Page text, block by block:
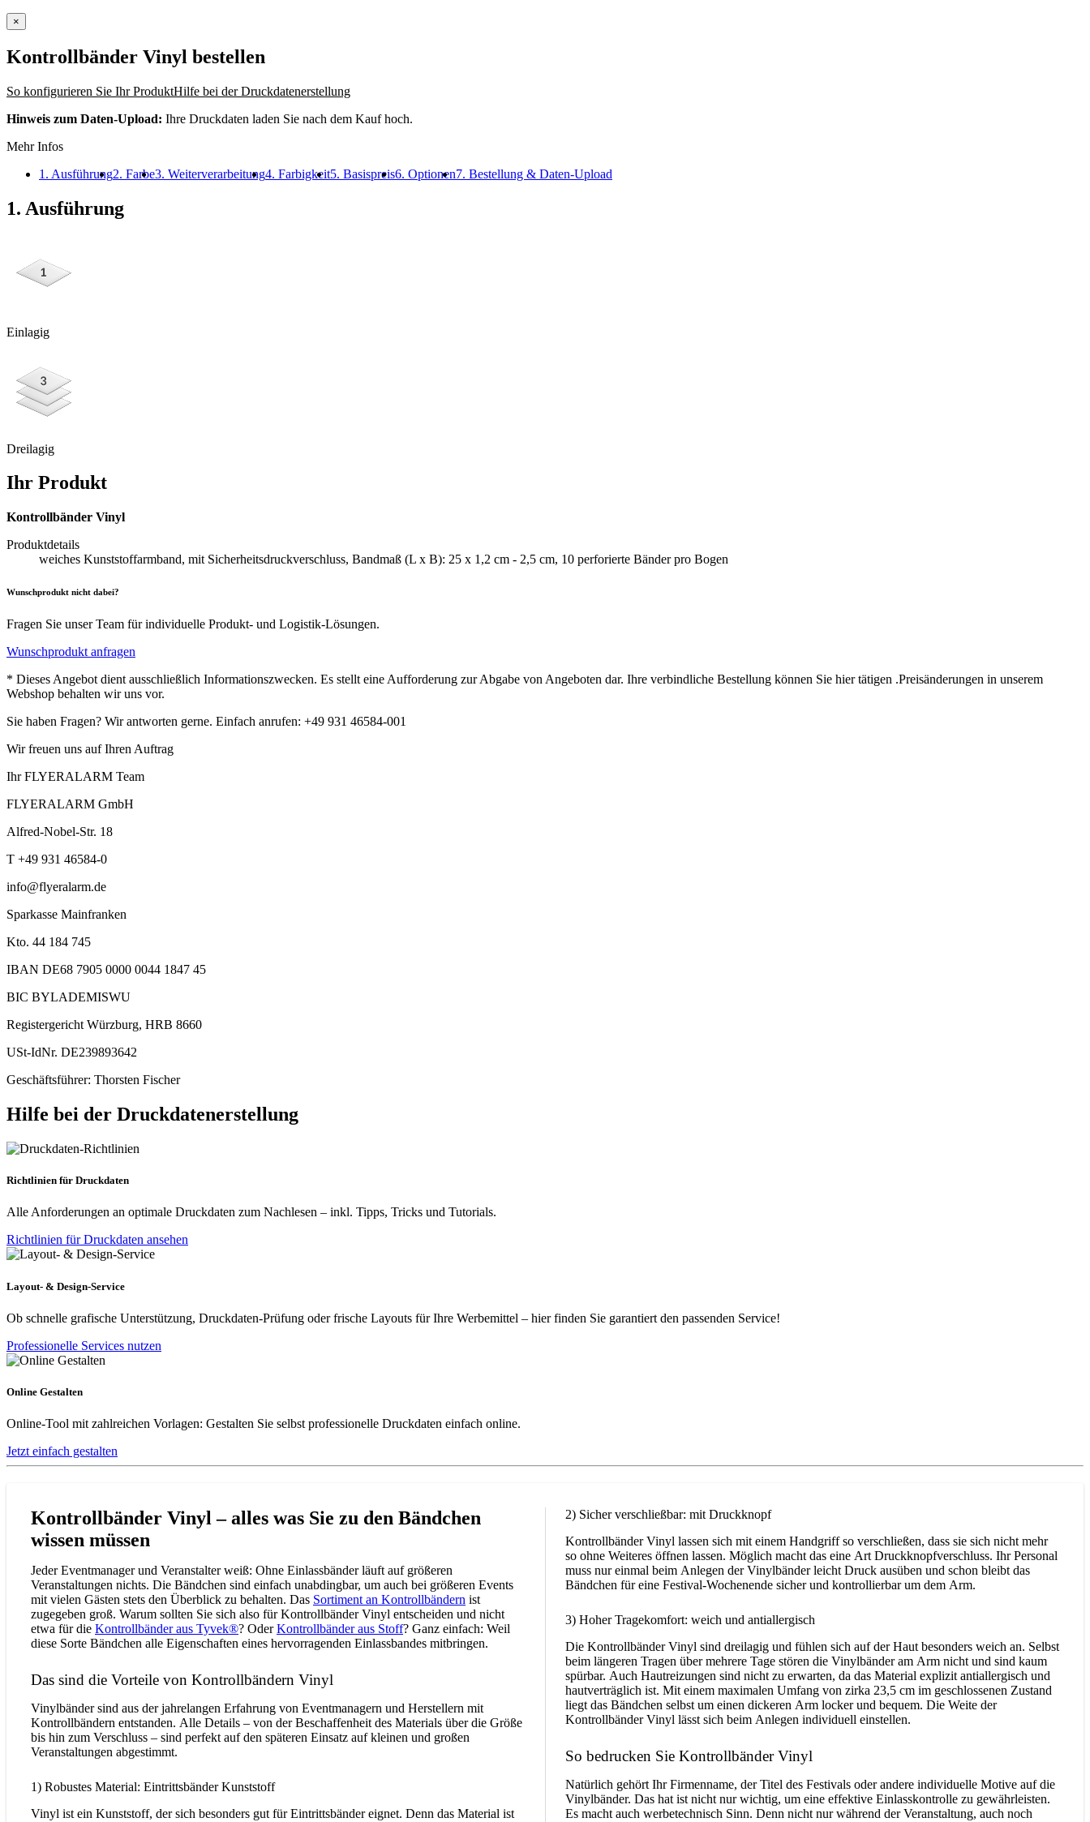
×
Kontrollbänder Vinyl bestellen
So konfigurieren Sie Ihr ProduktHilfe bei der Druckdatenerstellung
Hinweis zum Daten-Upload: Ihre Druckdaten laden Sie nach dem Kauf hoch.
Mehr Infos
1. Ausführung2. Farbe3. Weiterverarbeitung4. Farbigkeit5. Basispreis6. Optionen7. Bestellung & Daten-Upload
1. Ausführung
Einlagig
Dreilagig
Ihr Produkt
Kontrollbänder Vinyl
Produktdetails
weiches Kunststoffarmband, mit Sicherheitsdruckverschluss, Bandmaß (L x B): 25 x 1,2 cm - 2,5 cm, 10 perforierte Bänder pro Bogen
Wunschprodukt nicht dabei?
Fragen Sie unser Team für individuelle Produkt- und Logistik-Lösungen.
Wunschprodukt anfragen
* Dieses Angebot dient ausschließlich Informationszwecken. Es stellt eine Aufforderung zur Abgabe von Angeboten dar. Ihre verbindliche Bestellung können Sie hier tätigen .Preisänderungen in unserem
Webshop behalten wir uns vor.
Sie haben Fragen? Wir antworten gerne. Einfach anrufen: +49 931 46584-001
Wir freuen uns auf Ihren Auftrag
Ihr FLYERALARM Team
FLYERALARM GmbH
Alfred-Nobel-Str. 18
T +49 931 46584-0
info@flyeralarm.de
Sparkasse Mainfranken
Kto. 44 184 745
IBAN DE68 7905 0000 0044 1847 45
BIC BYLADEMISWU
Registergericht Würzburg, HRB 8660
USt-IdNr. DE239893642
Geschäftsführer: Thorsten Fischer
Hilfe bei der Druckdatenerstellung
Richtlinien für Druckdaten
Alle Anforderungen an optimale Druckdaten zum Nachlesen – inkl. Tipps, Tricks und Tutorials.
Richtlinien für Druckdaten ansehen
Layout- & Design-Service
Ob schnelle grafische Unterstützung, Druckdaten-Prüfung oder frische Layouts für Ihre Werbemittel – hier finden Sie garantiert den passenden Service!
Professionelle Services nutzen
Online Gestalten
Online-Tool mit zahlreichen Vorlagen: Gestalten Sie selbst professionelle Druckdaten einfach online.
Jetzt einfach gestalten
Kontrollbänder Vinyl – alles was Sie zu den Bändchen
wissen müssen
Jeder Eventmanager und Veranstalter weiß: Ohne Einlassbänder läuft auf größeren
Veranstaltungen nichts. Die Bändchen sind einfach unabdingbar, um auch bei größeren Events
mit vielen Gästen stets den Überblick zu behalten. Das Sortiment an Kontrollbändern ist
zugegeben groß. Warum sollten Sie sich also für Kontrollbänder Vinyl entscheiden und nicht
etwa für die Kontrollbänder aus Tyvek®? OderKontrollbänder aus Stoff? Ganz einfach: Weil
diese Sorte Bändchen alle Eigenschaften eines hervorragenden Einlassbandes mitbringen.
Das sind die Vorteile von Kontrollbändern Vinyl
Vinylbänder sind aus der jahrelangen Erfahrung von Eventmanagern und Herstellern mit
Kontrollbändern entstanden. Alle Details – von der Beschaffenheit des Materials über die Größe
bis hin zum Verschluss – sind perfekt auf den späteren Einsatz auf kleinen und großen
Veranstaltungen abgestimmt.
1) Robustes Material: Eintrittsbänder Kunststoff
Vinyl ist ein Kunststoff, der sich besonders gut für Eintrittsbänder eignet. Denn das Material ist
2) Sicher verschließbar: mit Druckknopf
Kontrollbänder Vinyl lassen sich mit einem Handgriff so verschließen, dass sie sich nicht mehr
so ohne Weiteres öffnen lassen. Möglich macht das eine Art Druckknopfverschluss. Ihr Personal
muss nur einmal beim Anlegen der Vinylbänder leicht Druck ausüben und schon bleibt das
Bändchen für eine Festival-Wochenende sicher und kontrollierbar um dem Arm.
3) Hoher Tragekomfort: weich und antiallergisch
Die Kontrollbänder Vinyl sind dreilagig und fühlen sich auf der Haut besonders weich an. Selbst
beim längeren Tragen über mehrere Tage stören die Vinylbänder am Arm nicht und sind kaum
spürbar. Auch Hautreizungen sind nicht zu erwarten, da das Material explizit antiallergisch und
hautverträglich ist. Mit einem maximalen Umfang von zirka 23,5 cm im geschlossenen Zustand
liegt das Bändchen selbst um einen dickeren Arm locker und bequem. Die Weite der
Kontrollbänder Vinyl lässt sich beim Anlegen individuell einstellen.
So bedrucken Sie Kontrollbänder Vinyl
Natürlich gehört Ihr Firmenname, der Titel des Festivals oder andere individuelle Motive auf die
Vinylbänder. Das hat ist nicht nur wichtig, um eine effektive Einlasskontrolle zu gewährleisten.
Es macht auch werbetechnisch Sinn. Denn nicht nur während der Veranstaltung, auch noch